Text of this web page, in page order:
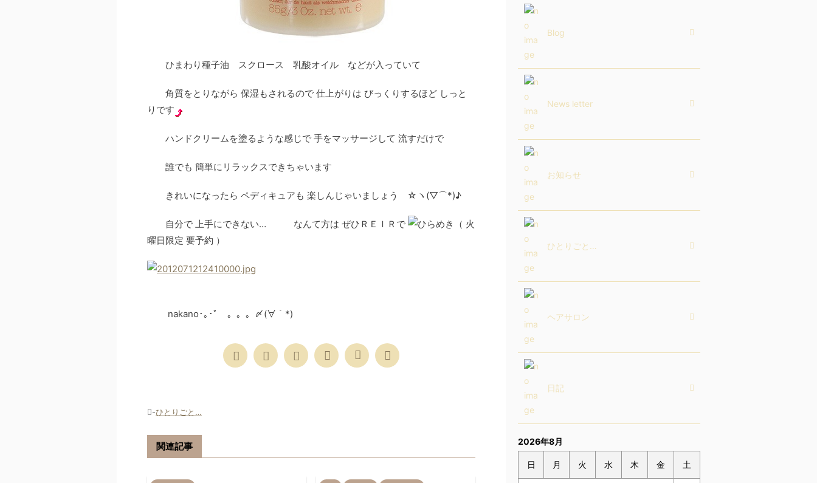
ひまわり種子油 スクロース 乳酸オイル などが入っていて
角質をとりながら 保湿もされるので 仕上がりは びっくりするほど しっと
りです
ハンドクリームを塗るような感じで 手をマッサージして 流すだけで
誰でも 簡単にリラックスできちゃいます
きれいになったら ペディキュアも 楽しんじゃいましょう ☆ヽ(▽⌒*)♪
自分で 上手にできない… なんて方は ぜひＲＥＩＲで
（ 火
曜日限定 要予約 ）
nakano･｡･ﾟ 。。。〆(∀｀*)
-ひとりごと…
関連記事
Blog
News letter
お知らせ
ひとりごと…
ヘアサロン
日記
2026年8月
日 月 火 水 木 金 土